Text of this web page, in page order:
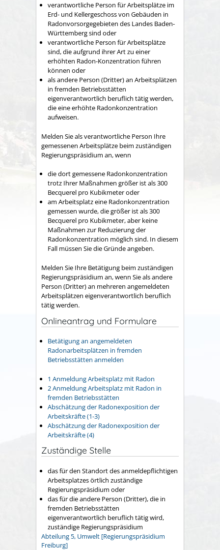
verantwortliche Person für Arbeitsplätze im
Erd- und Kellergeschoss von Gebäuden in
Radonvorsorgegebieten des Landes Baden-
Württemberg sind oder
verantwortliche Person für Arbeitsplätze
sind, die aufgrund ihrer Artzu einer
erhöhten Radon-Konzentration führen
können oder
als andere Person (Dritter) an Arbeitsplätzen
in fremden Betriebsstätten
eigenverantwortlich beruflich tätig werden,
die eine erhöhte Radonkonzentration
aufweisen.
Melden Sie als verantwortliche Person Ihre
gemessenen Arbeitsplätze beim zuständigen
Regierungspräsidium an, wenn
die dort gemessene Radonkonzentration
trotz Ihrer Maßnahmen größer ist als 300
Becquerel pro Kubikmeter oder
am Arbeitsplatz eine Radonkonzentration
gemessen wurde, die größer ist als 300
Becquerel pro Kubikmeter, aber keine
Maßnahmen zur Reduzierung der
Radonkonzentration möglich sind. In diesem
Fall müssen Sie die Gründe angeben.
Melden Sie Ihre Betätigung beim zuständigen
Regierungspräsidium an, wenn Sie als andere
Person (Dritter) an mehreren angemeldeten
Arbeitsplätzen eigenverantwortlich beruflich
tätig werden.
Onlineantrag und Formulare
Betätigung an angemeldeten
Radonarbeitsplätzen in fremden
Betriebsstätten anmelden
1 Anmeldung Arbeitsplatz mit Radon
2 Anmeldung Arbeitsplatz mit Radon in
fremden Betriebsstätten
Abschätzung der Radonexposition der
Arbeitskräfte (1-3)
Abschätzung der Radonexposition der
Arbeitskräfte (4)
Zuständige Stelle
das für den Standort des anmeldepflichtigen
Arbeitsplatzes örtlich zuständige
Regierungspräsidium oder
das für die andere Person (Dritter), die in
fremden Betriebsstätten
eigenverantwortlich beruflich tätig wird,
zuständige Regierungspräsidium
Abteilung 5, Umwelt [Regierungspräsidium
Freiburg]